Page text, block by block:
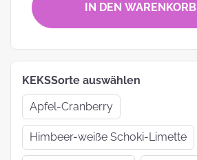
IN DEN WARENKORB
KEKSSorte auswählen
Apfel-Cranberry
Himbeer-weiße Schoki-Limette